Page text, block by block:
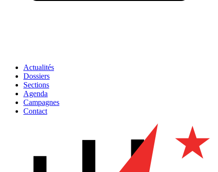
Actualités
Dossiers
Sections
Agenda
Campagnes
Contact